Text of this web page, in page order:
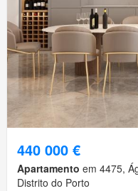
440 000 €
Apartamento em 4475,
Distrito do Porto